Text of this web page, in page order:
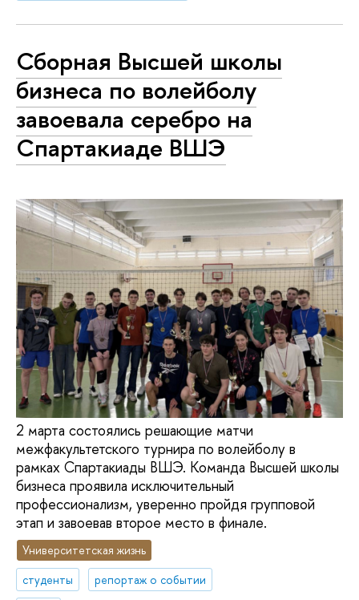
Сборная Высшей школы
бизнеса по волейболу
завоевала серебро на
Спартакиаде ВШЭ
2 марта состоялись решающие матчи
межфакультетского турнира по волейболу в
рамках Спартакиады ВШЭ. Команда Высшей школы
бизнеса проявила исключительный
профессионализм, уверенно пройдя групповой
этап и завоевав второе место в финале.
Университетская жизнь
студенты
репортаж о событии